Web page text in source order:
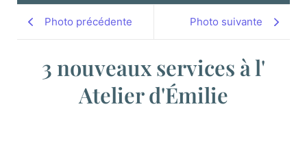
Photo précédente Photo suivante
3 nouveaux services à l'
Atelier d'Émilie